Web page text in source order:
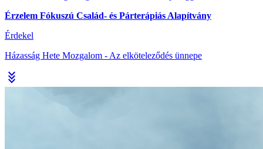
Érzelem Fókuszú Család- és Párterápiás Alapítvány
Érdekel
Házasság Hete Mozgalom - Az elköteleződés ünnepe
stat_minus_3